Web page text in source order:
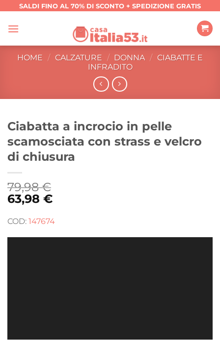
contenuti
SALDI FINO AL 70% DI SCONTO + SPEDIZIONE GRATIS
HOME / CALZATURE / DONNA / CIABATTE E
INFRADITO
Ciabatta a incrocio in pelle
scamosciata con strass e velcro
di chiusura
79,98€
63,98 €
COD: 147674